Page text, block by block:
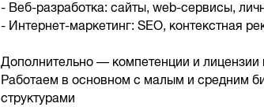
- Веб-разработка: сайты, web-сервисы,
- Интернет-маркетинг: SEO, контекстная
Дополнительно — компетенции и
Работаем в основном с малым и средним
структурами